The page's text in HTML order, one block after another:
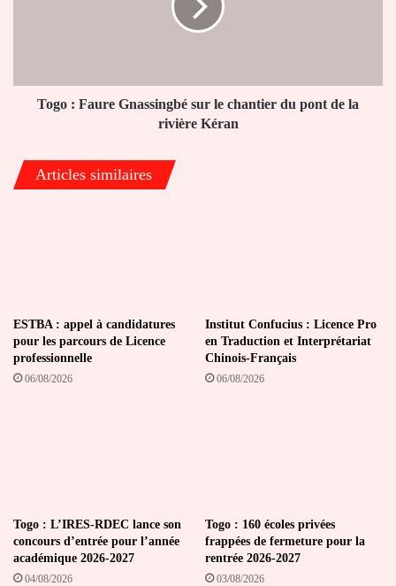
pont
Kéran
Togo : Faure Gnassingbé sur le chantier du pont de la
rivière Kéran
Articles similaires
ESTBA : appel à candidatures
pour les parcours de Licence
professionnelle
06/08/2026
Institut Confucius : Licence Pro
en Traduction et Interprétariat
Chinois-Français
06/08/2026
Togo : L’IRES-RDEC lance son
concours d’entrée pour l’année
académique 2026-2027
04/08/2026
Togo : 160 écoles privées
frappées de fermeture pour la
rentrée 2026-2027
03/08/2026